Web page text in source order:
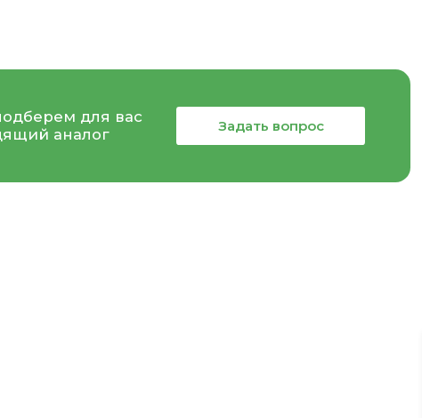
для вас
аналог
Задать вопрос